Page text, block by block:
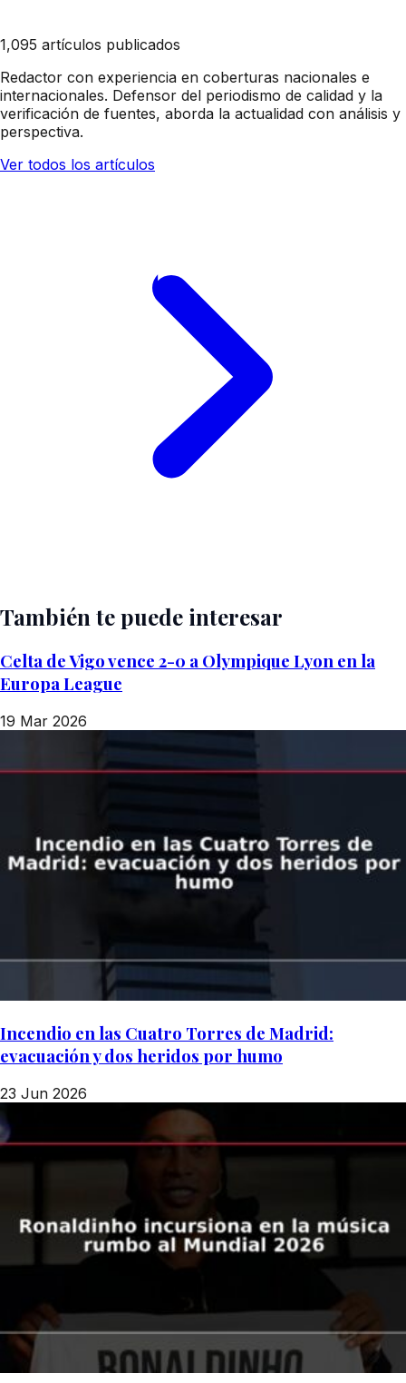
1,095 artículos publicados
Redactor con experiencia en coberturas nacionales e
internacionales. Defensor del periodismo de calidad y la
verificación de fuentes, aborda la actualidad con análisis y
perspectiva.
Ver todos los artículos
También te puede interesar
Celta de Vigo vence 2-0 a Olympique Lyon en la
Europa League
19 Mar 2026
Incendio en las Cuatro Torres de Madrid:
evacuación y dos heridos por humo
23 Jun 2026